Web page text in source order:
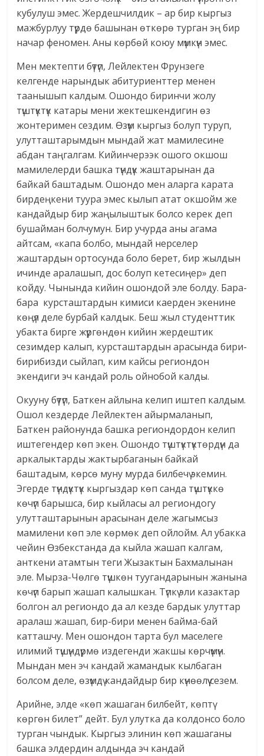
кубулуш эмес. Жердешчилдик – ар бир кыргыз
мажбурлуу түрдө башынан өткөрө турган эң бир
начар феномен. Аны көрбөй коюу мүмкүн эмес.
Мен мектепти бүтүп, Лейлектен Фрунзеге
келгенде нарындык абитуриенттер менен
таанышып калдым. Ошондо биринчи жолу
түштүктүк катары мени жектешкендигин өз
жонтеримен сездим. Өзүм кыргыз болуп туруп,
улутташтарымдын мындай жат мамилесине
абдан таңгалгам. Кийинчерээк ошого окшош
мамилелерди башка түндүк жаштарынан да
байкай баштадым. Ошондо мен аларга карата
бирдеңкени туура эмес кылып атат окшойм же
кандайдыр бир жаңылыштык болсо керек деп
бушайман болчумун. Бир учурда аны агама
айтсам, «капа болбо, мындай нерселер
жаштардын ортосунда боло берет, бир жылдын
ичинде аралашып, дос болуп кетесиңер» деп
койду. Чынында кийин ошондой эле болду. Бара-
бара курсташтардын кимиси каерден экенине
көңүл деле бурбай калдык. Беш жыл студенттик
убакта бирге жүргөндөн кийин жердештик
сезимдер калып, курсташтардын арасында бири-
бирибизди сыйлап, ким кайсы региондон
экендиги эч кандай роль ойнобой калды.
Окууну бүтүп, Баткен айлына келип иштеп калдым.
Ошол кездерде Лейлектен айырмаланып,
Баткен районунда башка региондордон келип
иштегендер көп экен. Ошондо түштүктүктөрдүн да
аркалыктарды жактырбаганын байкай
баштадым, көрсө муну мурда билбечү экемин.
Эгерде түндүктүк кыргыздар көп санда түштүккө
көчүп барышса, бир кыйласы ал региондогу
улутташтарынын арасынан деле жагымсыз
мамилени көп эле көрмөк деп ойлойм. Ал убакка
чейин Өзбекстанда да кыйла жашап калгам,
анткени атамтын теги Жызактын Бахмалынан
эле. Мырза-Чөлгө түшкөн туугандарынын жанына
көчүп барып жашап калышкан. Түпкү эли казактар
болгон ал региондо да ал кезде бардык улуттар
аралаш жашап, бир-бири менен байма-бай
катташчу. Мен ошондон тарта бул маселеге
илимий түшүндүрмө издегенди жакшы көрчүмүн.
Мындан мен эч кандай жамандык кылбаган
болсом деле, өзүмдү кандайдыр бир күнөөлүү сезем.
Арийне, элде «көп жашаган билбейт, көптү
көргөн билет” дейт. Бул улутка да колдонсо боло
турган чындык. Кыргыз элинин көп жашаганы
башка элдердин алдында эч кандай